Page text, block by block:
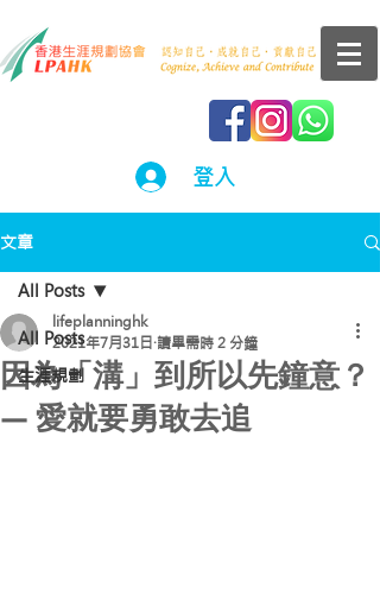
登入
文章
All Posts
生涯規劃
All Posts
因為「溝」到所以先鐘意？
— 愛就要勇敢去追
lifeplanninghk
2021年7月31日 讀畢需時 2 分鐘